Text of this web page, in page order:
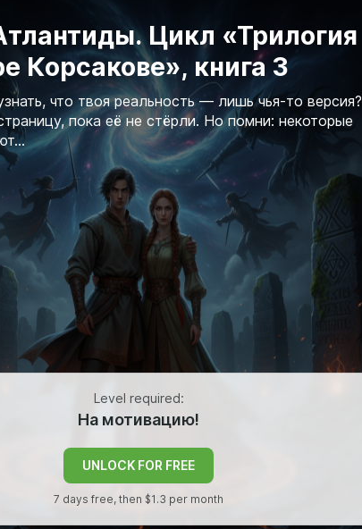
Цикл «Трилогия
Корсакове», книга 3
что твоя реальность — лишь чья-то версия?
пока её не стёрли. Но помни: некоторые
Level required:
На мотивацию!
UNLOCK FOR FREE
7 days free, then $1.3 per month